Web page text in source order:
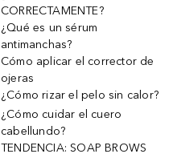
CORRECTAMENTE?
¿Qué es un sérum
antimanchas?
Cómo aplicar el corrector de
ojeras
¿Cómo rizar el pelo sin calor?
¿Cómo cuidar el cuero
cabellundo?
TENDENCIA: SOAP BROWS